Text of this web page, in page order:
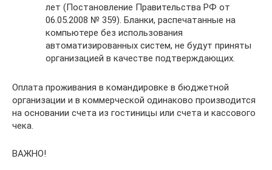
лет (Постановление Правительства РФ от
06.05.2008 № 359). Бланки, распечатанные на
компьютере без использования
автоматизированных систем, не будут приняты
организацией в качестве подтверждающих.
Оплата проживания в командировке в бюджетной
организации и в коммерческой одинаково производится
на основании счета из гостиницы или счета и кассового
чека.
ВАЖНО!